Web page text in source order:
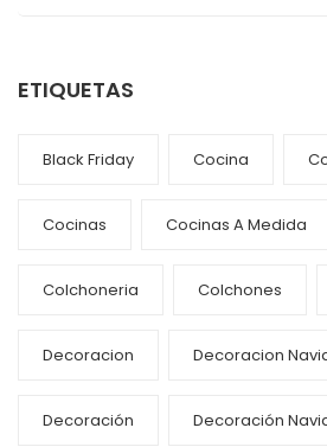
ETIQUETAS
Black Friday Cocina
Cocinas Cocinas A Medida
Colchoneria Colchones
Decoracion Decoracion
Decoración Decoración